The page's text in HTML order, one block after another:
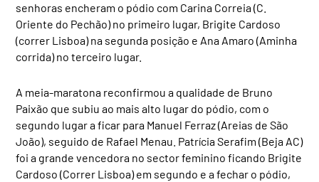
senhoras encheram o pódio com Carina Correia (C.
Oriente do Pechão) no primeiro lugar, Brigite Cardoso
(correr Lisboa) na segunda posição e Ana Amaro (Aminha
corrida) no terceiro lugar.
A meia-maratona reconfirmou a qualidade de Bruno
Paixão que subiu ao mais alto lugar do pódio, com o
segundo lugar a ficar para Manuel Ferraz (Areias de São
João), seguido de Rafael Menau. Patrícia Serafim (Beja AC)
foi a grande vencedora no sector feminino ficando Brigite
Cardoso (Correr Lisboa) em segundo e a fechar o pódio,